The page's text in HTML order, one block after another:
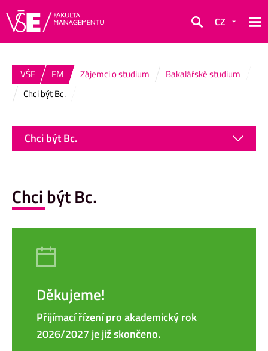
Hledat
CZ
VŠE FM Zájemci o studium
Bakalářské studium
Chci být Bc.
Chci být Bc.
Děkujeme!
Přijímací řízení pro akademický rok
2026/2027 je již skončeno.
Chci být Bc.